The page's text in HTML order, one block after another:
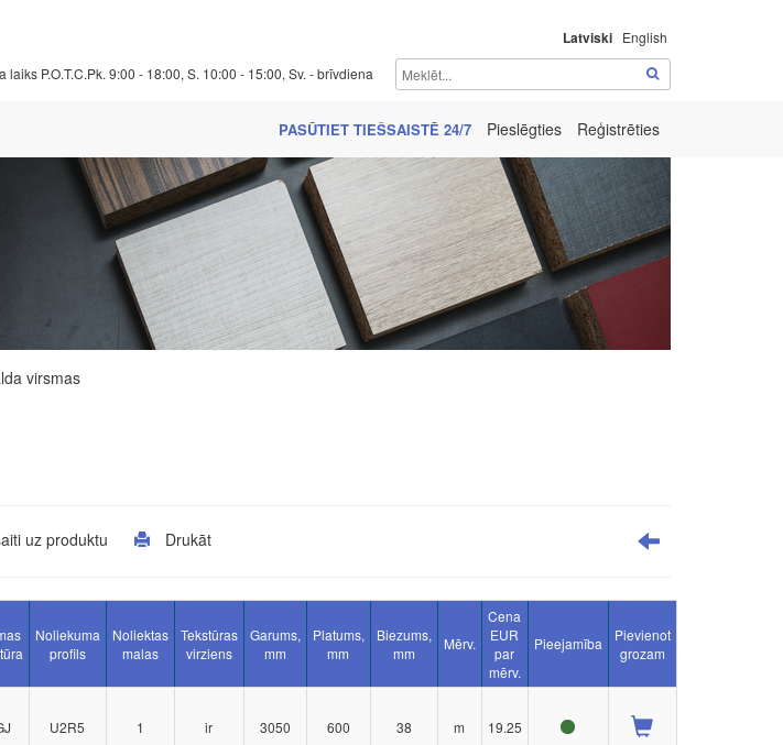
Latviski English
laiks P.O.T.C.Pk. 9:00 - 18:00, S. 10:00 - 15:00, Sv. - brīvdiena
PASŪTIET TIEŠSAISTĒ 24/7 Pieslēgties Reģistrēties
virsmas
uz produktu Drukāt
Noliekuma
profils
Noliektas
malas
Tekstūras
virziens
Garums,
mm
Platums,
mm
Biezums,
mm
Mērv.
Cena
EUR
par
mērv.
Pieejamība
Pievienot
grozam
U2R5 1 ir 3050 600 38 m 19.25